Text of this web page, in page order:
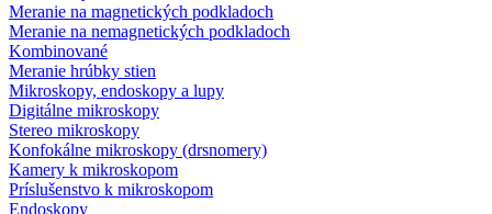
Meranie na magnetických podkladoch
Meranie na nemagnetických podkladoch
Kombinované
Meranie hrúbky stien
Mikroskopy, endoskopy a lupy
Digitálne mikroskopy
Stereo mikroskopy
Konfokálne mikroskopy (drsnomery)
Kamery k mikroskopom
Príslušenstvo k mikroskopom
Endoskopy